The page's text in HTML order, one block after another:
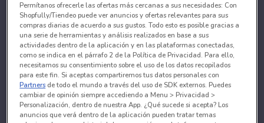
Permítanos ofrecerle las ofertas más cercanas a sus necesidades: Con
Shopfully/Tiendeo puede ver anuncios y ofertas relevantes para sus
compras diarias de acuerdo a sus gustos. Todo esto es posible gracias a
una serie de herramientas y análisis realizados en base a sus
actividades dentro de la aplicación y en las plataformas conectadas,
como se indica en el párrafo 2 de la Política de Privacidad. Para ello,
necesitamos su consentimiento sobre el uso de los datos recopilados
para este fin. Si aceptas compartiremos tus datos personales con
Partners de todo el mundo a través del uso de SDK externos. Puedes
cambiar de opinión siempre accediendo a Menu > Privacidad >
Personalización, dentro de nuestra App. ¿Qué sucede si acepta? Los
anuncios que verá dentro de la aplicación pueden tratar temas